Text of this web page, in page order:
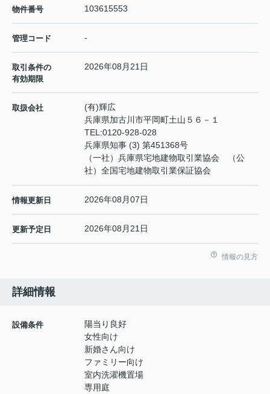
物件番号 103615553
管理コード -
取引条件の
有効期限
2026年08月21日
取扱会社
(有)輝広
兵庫県加古川市平岡町土山５６－１
TEL:0120-928-028
兵庫県知事 (3) 第451368号
（一社）兵庫県宅地建物取引業協会 （公
社）全国宅地建物取引業保証協会
情報更新日 2026年08月07日
更新予定日 2026年08月21日
情報の見方
詳細情報
設備条件
陽当り良好
女性向け
新婚さん向け
ファミリー向け
室内洗濯機置場
専用庭